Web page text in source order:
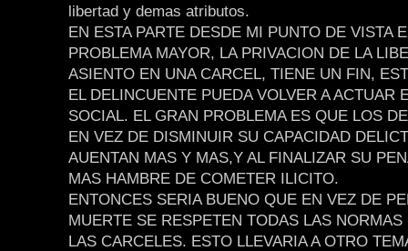
libertad y demas atributos.
EN ESTA PARTE DESDE MI PUNTO DE VISTA
PROBLEMA MAYOR, LA PRIVACION DE LA
ASIENTO EN UNA CARCEL, TIENE UN FIN,
EL DELINCUENTE PUEDA VOLVER A ACTUAR
SOCIAL. EL GRAN PROBLEMA ES QUE LOS
EN VEZ DE DISMINUIR SU CAPACIDAD
AUENTAN MAS Y MAS,Y AL FINALIZAR SU
MAS HAMBRE DE COMETER ILICITO.
ENTONCES SERIA BUENO QUE EN VEZ DE
MUERTE SE RESPETEN TODAS LAS
LAS CARCELES. ESTO LLEVARIA A OTRO